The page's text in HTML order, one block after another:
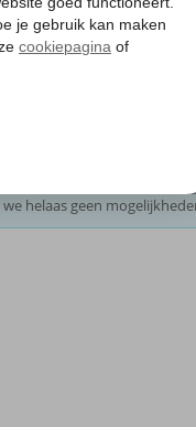
(Ultra) All
helaas geen